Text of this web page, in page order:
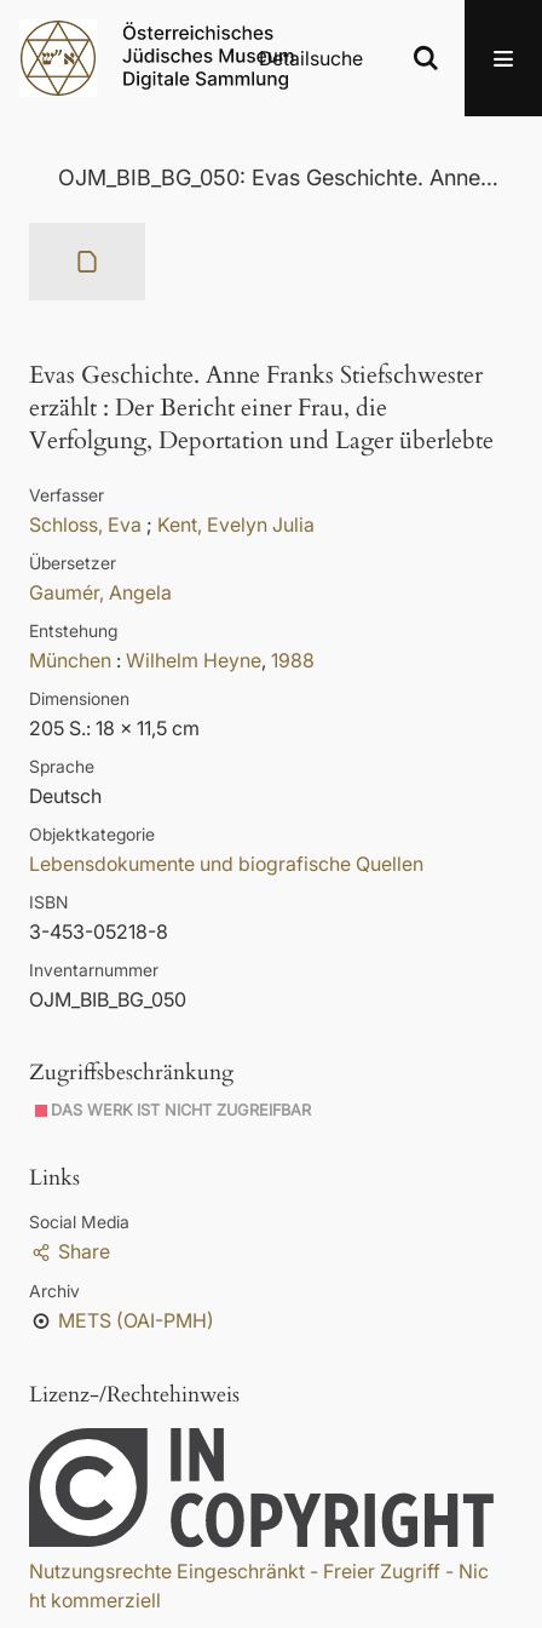
Detailsuche
OJM_BIB_BG_050: Evas Geschichte. Anne Franks Stiefschwester erzählt
Evas Geschichte. Anne Franks Stiefschwester
erzählt : Der Bericht einer Frau, die
Verfolgung, Deportation und Lager überlebte
Verfasser
Schloss, Eva ; Kent, Evelyn Julia
Übersetzer
Gaumér, Angela
Entstehung
München : Wilhelm Heyne, 1988
Dimensionen
205 S.: 18 x 11,5 cm
Sprache
Deutsch
Objektkategorie
Lebensdokumente und biografische Quellen
ISBN
3-453-05218-8
Inventarnummer
OJM_BIB_BG_050
Zugriffsbeschränkung
DAS WERK IST NICHT ZUGREIFBAR
Links
Social Media
Share
Archiv
METS (OAI-PMH)
Lizenz-/Rechtehinweis
Nutzungsrechte Eingeschränkt - Freier Zugriff - Nic
ht kommerziell